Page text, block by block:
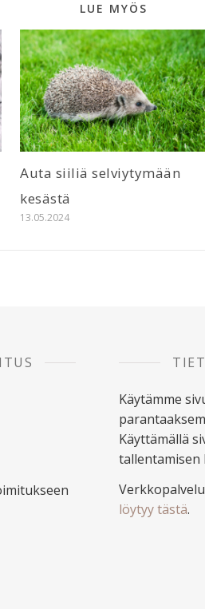
LUE MYÖS
Auta siiliä selviytymään
kesästä
13.05.2024
Käytämme
Käyttämällä
tallentamisen
löytyy tästä.